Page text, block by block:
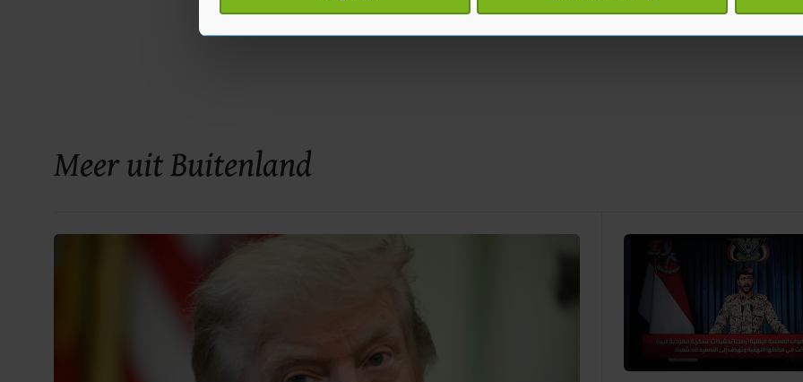
toestemming op elk moment wijzigen of intrekken in de Cookieverklaring.
Meer uit Buitenland